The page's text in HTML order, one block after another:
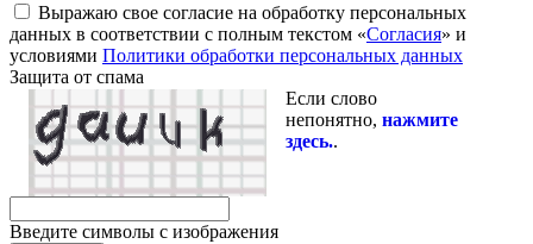
Выражаю свое согласие на обработку персональных
данных в соответствии с полным текстом «Согласия» и
условиями Политики обработки персональных данных
Защита от спама
Если слово
непонятно, нажмите
здесь..
Введите символы с изображения